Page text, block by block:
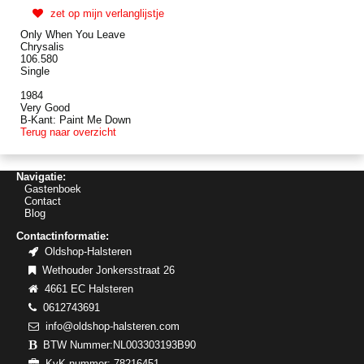
zet op mijn verlanglijstje
Only When You Leave
Chrysalis
106.580
Single
1984
Very Good
B-Kant: Paint Me Down
Terug naar overzicht
Navigatie:
Gastenboek
Contact
Blog
Contactinformatie:
Oldshop-Halsteren
Wethouder Jonkersstraat 26
4661 EC Halsteren
0612743691
info@oldshop-halsteren.com
BTW Nummer:NL003303193B90